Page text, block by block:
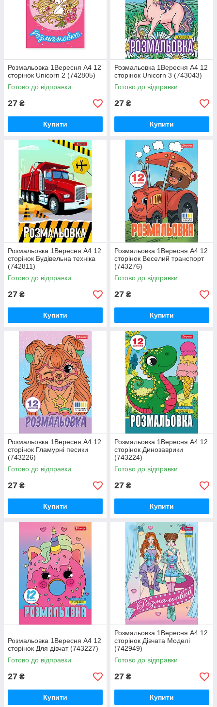
Розмальовка 1Вересня А4 12
сторінок Unicorn 2 (742805)
Готово до відправки
27 ₴
Купити
Розмальовка 1Вересня А4 12
сторінок Unicorn 3 (743043)
Готово до відправки
27 ₴
Купити
Розмальовка 1Вересня А4 12
сторінок Будівельна техніка
(742811)
Готово до відправки
27 ₴
Купити
Розмальовка 1Вересня А4 12
сторінок Веселий транспорт
(743276)
Готово до відправки
27 ₴
Купити
Розмальовка 1Вересня А4 12
сторінок Гламурні песики
(743226)
Готово до відправки
27 ₴
Купити
Розмальовка 1Вересня А4 12
сторінок Динозаврики
(743224)
Готово до відправки
27 ₴
Купити
Розмальовка 1Вересня А4 12
сторінок Для дівчат (743227)
Готово до відправки
27 ₴
Купити
Розмальовка 1Вересня А4 12
сторінок Дівчата Моделі
(742949)
Готово до відправки
27 ₴
Купити